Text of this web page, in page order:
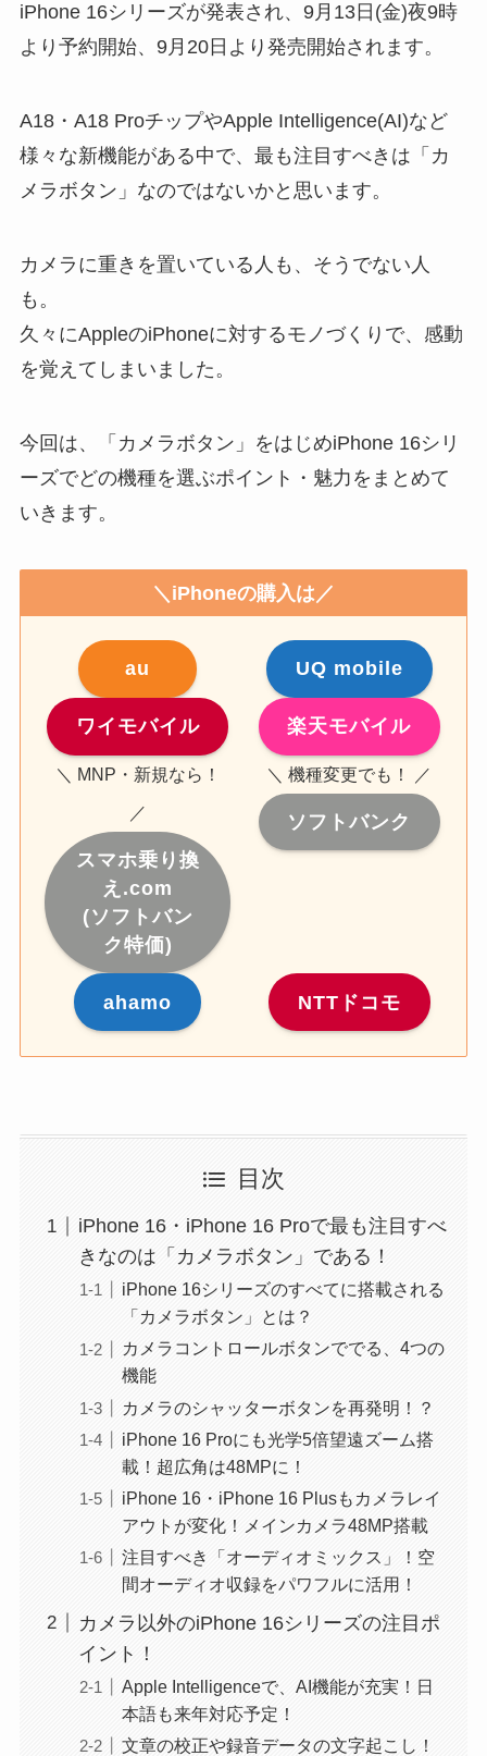
iPhone 16シリーズが発表され、9月13日(金)夜9時
より予約開始、9月20日より発売開始されます。
A18・A18 ProチップやApple Intelligence(AI)など
様々な新機能がある中で、最も注目すべきは「カ
メラボタン」なのではないかと思います。
カメラに重きを置いている人も、そうでない人
も。
久々にAppleのiPhoneに対するモノづくりで、感動
を覚えてしまいました。
今回は、「カメラボタン」をはじめiPhone 16シリ
ーズでどの機種を選ぶポイント・魅力をまとめて
いきます。
＼iPhoneの購入は／
au UQ mobile
ワイモバイル 楽天モバイル
＼ MNP・新規なら！
／
スマホ乗り換
え.com
(ソフトバン
ク特価)
＼ 機種変更でも！ ／
ソフトバンク
ahamo NTTドコモ
目次
iPhone 16・iPhone 16 Proで最も注目すべ
きなのは「カメラボタン」である！
iPhone 16シリーズのすべてに搭載される
「カメラボタン」とは？
カメラコントロールボタンででる、4つの
機能
カメラのシャッターボタンを再発明！？
iPhone 16 Proにも光学5倍望遠ズーム搭
載！超広角は48MPに！
iPhone 16・iPhone 16 Plusもカメラレイ
アウトが変化！メインカメラ48MP搭載
注目すべき「オーディオミックス」！空
間オーディオ収録をパワフルに活用！
カメラ以外のiPhone 16シリーズの注目ポ
イント！
Apple Intelligenceで、AI機能が充実！日
本語も来年対応予定！
文章の校正や録音データの文字起こし！